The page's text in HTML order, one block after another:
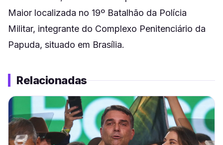
Maior localizada no 19º Batalhão da Polícia
Militar, integrante do Complexo Penitenciário da
Papuda, situado em Brasília.
Relacionadas